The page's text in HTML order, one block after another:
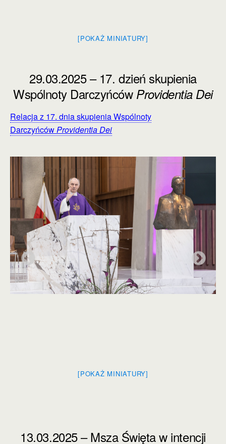
[POKAŻ MINIATURY]
29.03.2025 – 17. dzień skupienia
Wspólnoty Darczyńców Providentia Dei
Relacja z 17. dnia skupienia Wspólnoty
DarczyńcówProvidentia Dei
[POKAŻ MINIATURY]
13.03.2025 – Msza Święta w intencji